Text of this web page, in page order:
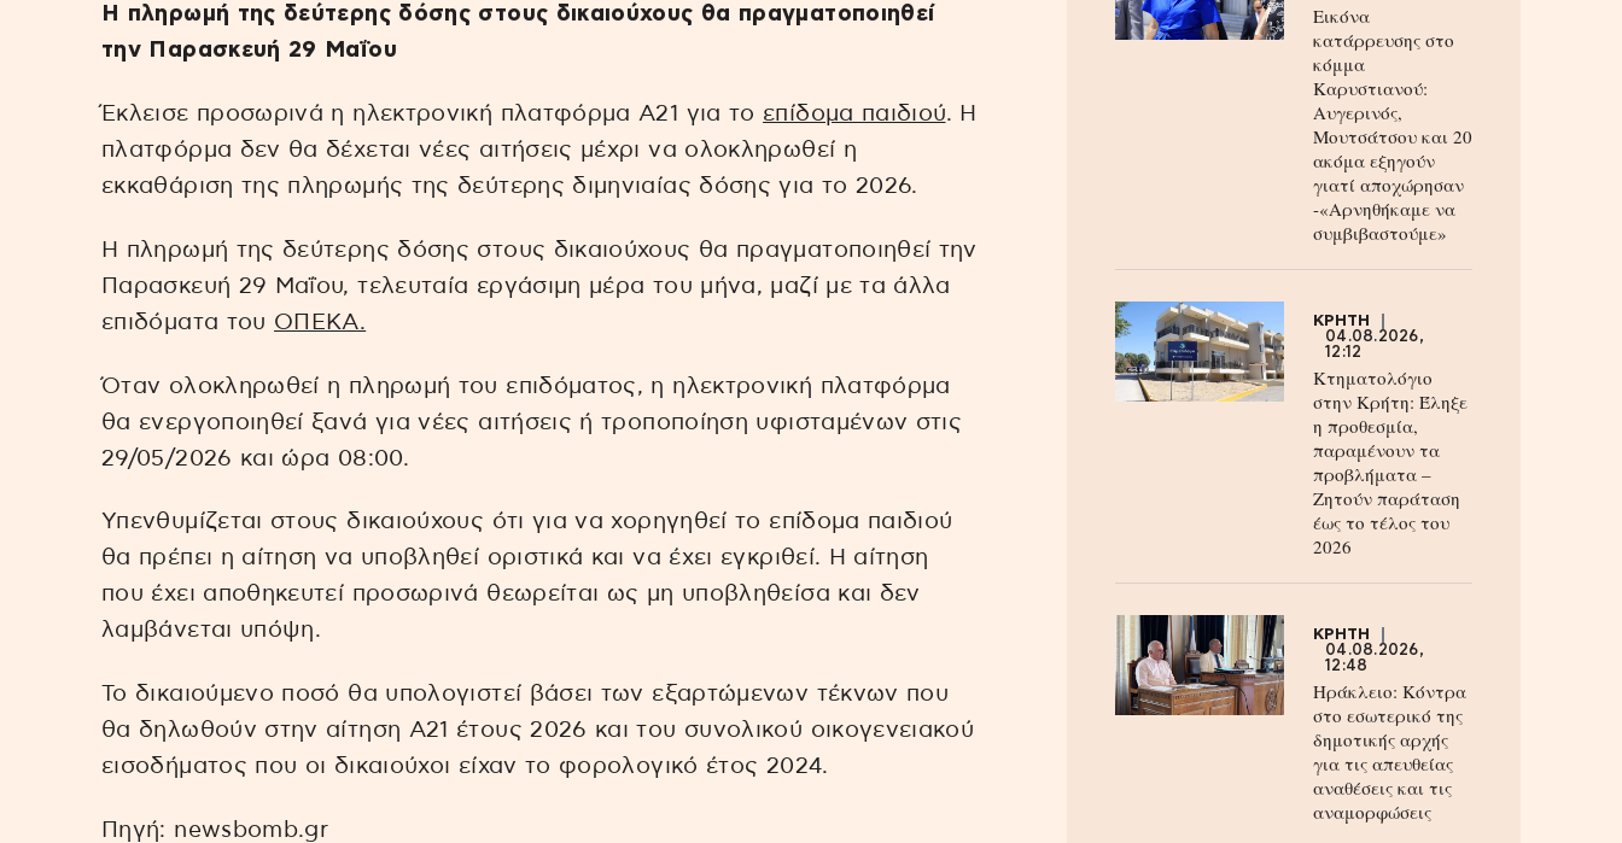
Η πληρωμή της δεύτερης δόσης στους δικαιούχους θα πραγματοποιηθεί
την Παρασκευή 29 Μαΐου
Έκλεισε προσωρινά η ηλεκτρονική πλατφόρμα Α21 για το επίδομα παιδιού. Η
πλατφόρμα δεν θα δέχεται νέες αιτήσεις μέχρι να ολοκληρωθεί η
εκκαθάριση της πληρωμής της δεύτερης διμηνιαίας δόσης για το 2026.
Η πληρωμή της δεύτερης δόσης στους δικαιούχους θα πραγματοποιηθεί την
Παρασκευή 29 Μαΐου, τελευταία εργάσιμη μέρα του μήνα, μαζί με τα άλλα
επιδόματα του ΟΠΕΚΑ.
Όταν ολοκληρωθεί η πληρωμή του επιδόματος, η ηλεκτρονική πλατφόρμα
θα ενεργοποιηθεί ξανά για νέες αιτήσεις ή τροποποίηση υφισταμένων στις
29/05/2026 και ώρα 08:00.
Υπενθυμίζεται στους δικαιούχους ότι για να χορηγηθεί το επίδομα παιδιού
θα πρέπει η αίτηση να υποβληθεί οριστικά και να έχει εγκριθεί. Η αίτηση
που έχει αποθηκευτεί προσωρινά θεωρείται ως μη υποβληθείσα και δεν
λαμβάνεται υπόψη.
Το δικαιούμενο ποσό θα υπολογιστεί βάσει των εξαρτώμενων τέκνων που
θα δηλωθούν στην αίτηση Α21 έτους 2026 και του συνολικού οικογενειακού
εισοδήματος που οι δικαιούχοι είχαν το φορολογικό έτος 2024.
Πηγή: newsbomb.gr
Εικόνα
κατάρρευσης στο
κόμμα
Καρυστιανού:
Αυγερινός,
Μουτσάτσου και 20
ακόμα εξηγούν
γιατί αποχώρησαν
-«Αρνηθήκαμε να
συμβιβαστούμε»
ΚΡΗΤΗ
04.08.2026,
12:12
Κτηματολόγιο
στην Κρήτη: Έληξε
η προθεσμία,
παραμένουν τα
προβλήματα –
Ζητούν παράταση
έως το τέλος του
2026
ΚΡΗΤΗ
04.08.2026,
12:48
Ηράκλειο: Κόντρα
στο εσωτερικό της
δημοτικής αρχής
για τις απευθείας
αναθέσεις και τις
αναμορφώσεις